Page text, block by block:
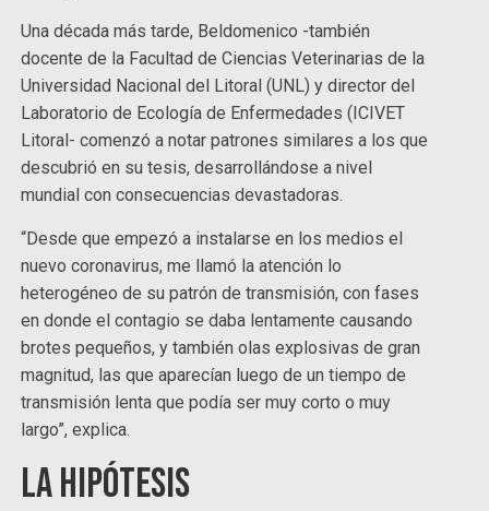
Una década más tarde, Beldomenico -también
docente de la Facultad de Ciencias Veterinarias de la
Universidad Nacional del Litoral (UNL) y director del
Laboratorio de Ecología de Enfermedades (ICIVET
Litoral- comenzó a notar patrones similares a los que
descubrió en su tesis, desarrollándose a nivel
mundial con consecuencias devastadoras.
“Desde que empezó a instalarse en los medios el
nuevo coronavirus, me llamó la atención lo
heterogéneo de su patrón de transmisión, con fases
en donde el contagio se daba lentamente causando
brotes pequeños, y también olas explosivas de gran
magnitud, las que aparecían luego de un tiempo de
transmisión lenta que podía ser muy corto o muy
largo”, explica.
La hipótesis